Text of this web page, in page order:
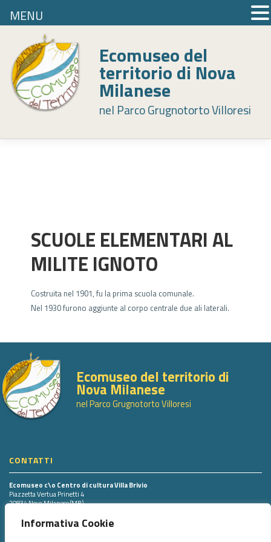
Informativa Cookie
content
Ecomuseo del
territorio di Nova
Milanese
nel Parco Grugnotorto Villoresi
SCUOLE ELEMENTARI AL
MILITE IGNOTO
Costruita nel 1901, fu la prima scuola comunale.
Nel 1930 furono aggiunte al corpo centrale due ali laterali.
Ecomuseo del territorio di
Nova Milanese
nel Parco Grugnotorto Villoresi
CONTATTI
Ecomuseo c\o Centro di cultura Villa Brivio
Piazzetta Vertua Prinetti 4
20834 Nova Milanese (MB)
MENU